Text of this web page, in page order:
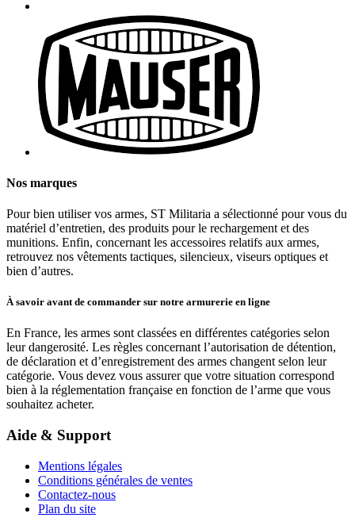
Nos marques
Pour bien utiliser vos armes, ST Militaria a sélectionné pour vous du
matériel d’entretien, des produits pour le rechargement et des
munitions. Enfin, concernant les accessoires relatifs aux armes,
retrouvez nos vêtements tactiques, silencieux, viseurs optiques et
bien d’autres.
À savoir avant de commander sur notre armurerie en ligne
En France, les armes sont classées en différentes catégories selon
leur dangerosité. Les règles concernant l’autorisation de détention,
de déclaration et d’enregistrement des armes changent selon leur
catégorie. Vous devez vous assurer que votre situation correspond
bien à la réglementation française en fonction de l’arme que vous
souhaitez acheter.
Aide & Support
Mentions légales
Conditions générales de ventes
Contactez-nous
Plan du site